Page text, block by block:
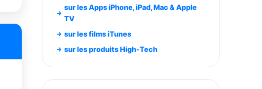
Smartphone SAMSUNG Galaxy
Smartphone SAMSUNG Galaxy
S26+ Violet 256Go
749,99€1240,43€Fnac (Vendeur Tiers)
sur les Apps iPhone, iPad, Mac & Apple
TV
sur les films iTunes
sur les produits High-Tech